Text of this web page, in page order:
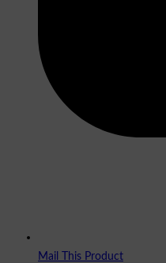
Mail This Product